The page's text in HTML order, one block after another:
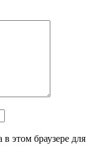
этом браузере для